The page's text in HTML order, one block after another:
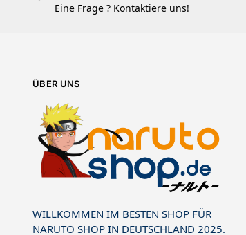
Eine Frage ? Kontaktiere uns!
ÜBER UNS
WILLKOMMEN IM BESTEN SHOP FÜR
NARUTO SHOP IN DEUTSCHLAND 2025.